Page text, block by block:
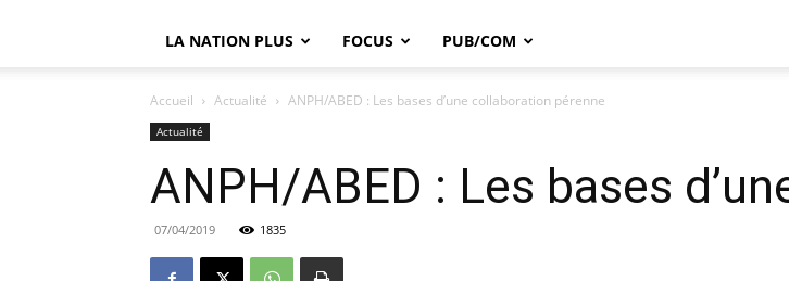
LA NATION PLUS FOCUS PUB/COM
Accueil Actualité ANPH/ABED : Les bases d’une collaboration pérenne
Actualité
ANPH/ABED : Les bases
07/04/2019 1835